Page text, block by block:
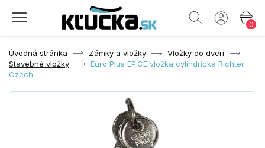
0
Úvodná stránka Zámky a vložky
Vložky do dverí
Stavebné vložky
Euro Plus EP.CE vložka cylindrická Richter
Czech